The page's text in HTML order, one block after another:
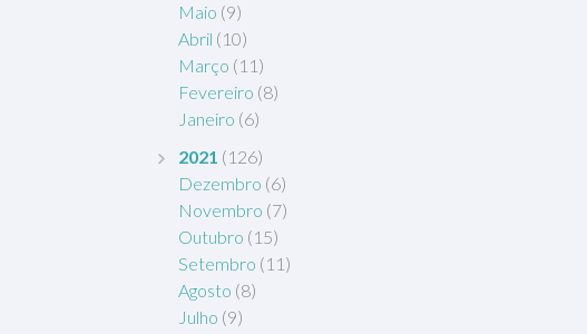
Maio (9)
Abril (10)
Março (11)
Fevereiro (8)
Janeiro (6)
2021 (126)
Dezembro (6)
Novembro (7)
Outubro (15)
Setembro (11)
Agosto (8)
Julho (9)